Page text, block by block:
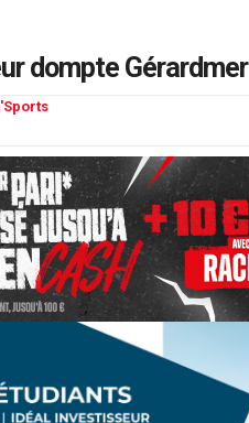
dompte Gérardmer